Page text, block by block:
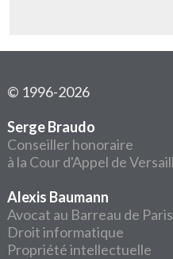
© 1996-2026
Serge Braudo
Conseiller honoraire
à la Cour d'Appel de
Alexis Baumann
Avocat au Barreau de Paris
Droit informatique
Propriété intellectuelle